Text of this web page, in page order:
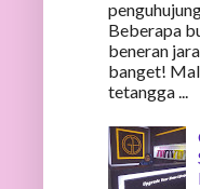
Beberapa
beneran
banget!
tetangga ...